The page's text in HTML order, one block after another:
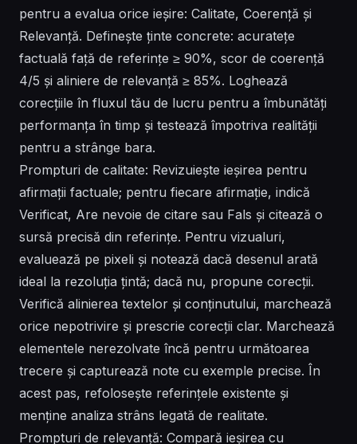
pentru a evalua orice ieșire: Calitate, Coerență și
Relevanță. Definește ținte concrete: acuratețe
factuală față de referințe ≥ 90%, scor de coerență
4/5 și aliniere de relevanță ≥ 85%. Loghează
corecțiile în fluxul tău de lucru pentru a îmbunătăți
performanța în timp și testează împotriva realității
pentru a strânge bara.
Prompturi de calitate: Revizuiește ieșirea pentru
afirmații factuale; pentru fiecare afirmație, indică
Verificat, Are nevoie de citare sau Fals și citează o
sursă precisă din referințe. Pentru vizualuri,
evaluează pe pixeli și notează dacă desenul arată
ideal la rezoluția țintă; dacă nu, propune corecții.
Verifică alinierea textelor și conținutului, marchează
orice nepotrivire și prescrie corecții clar. Marchează
elementele nerezolvate încă pentru următoarea
trecere și capturează note cu exemple precise. În
acest pas, refolosește referințele existente și
menține analiza strâns legată de realitate.
Prompturi de relevanță: Compară ieșirea cu